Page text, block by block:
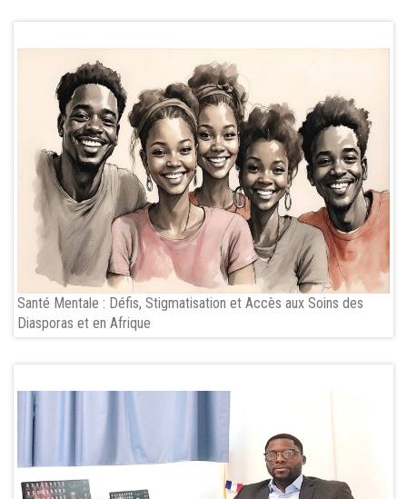
Santé Mentale : Défis, Stigmatisation et Accès aux Soins des
Diasporas et en Afrique